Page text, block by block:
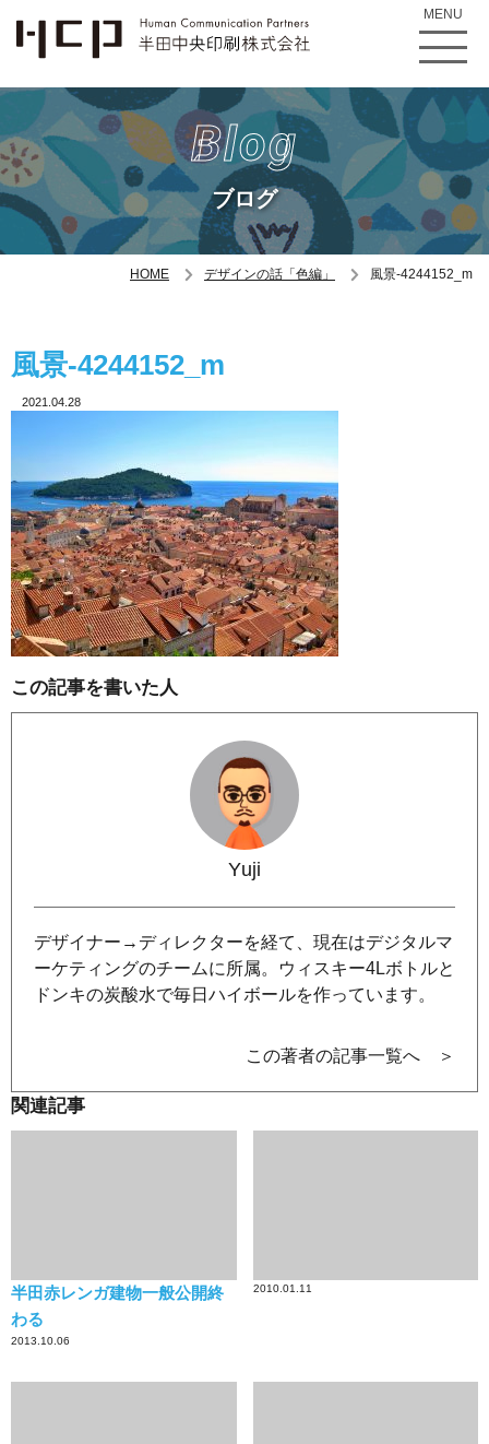
MENU
Blog
ブログ
HOME デザインの話「色編」 風景-4244152_m
風景-4244152_m
2021.04.28
この記事を書いた人
Yuji
デザイナー→ディレクターを経て、現在はデジタルマ
ーケティングのチームに所属。ウィスキー4Lボトルと
ドンキの炭酸水で毎日ハイボールを作っています。
この著者の記事一覧へ ＞
関連記事
半田赤レンガ建物一般公開終
わる
2013.10.06
2010.01.11